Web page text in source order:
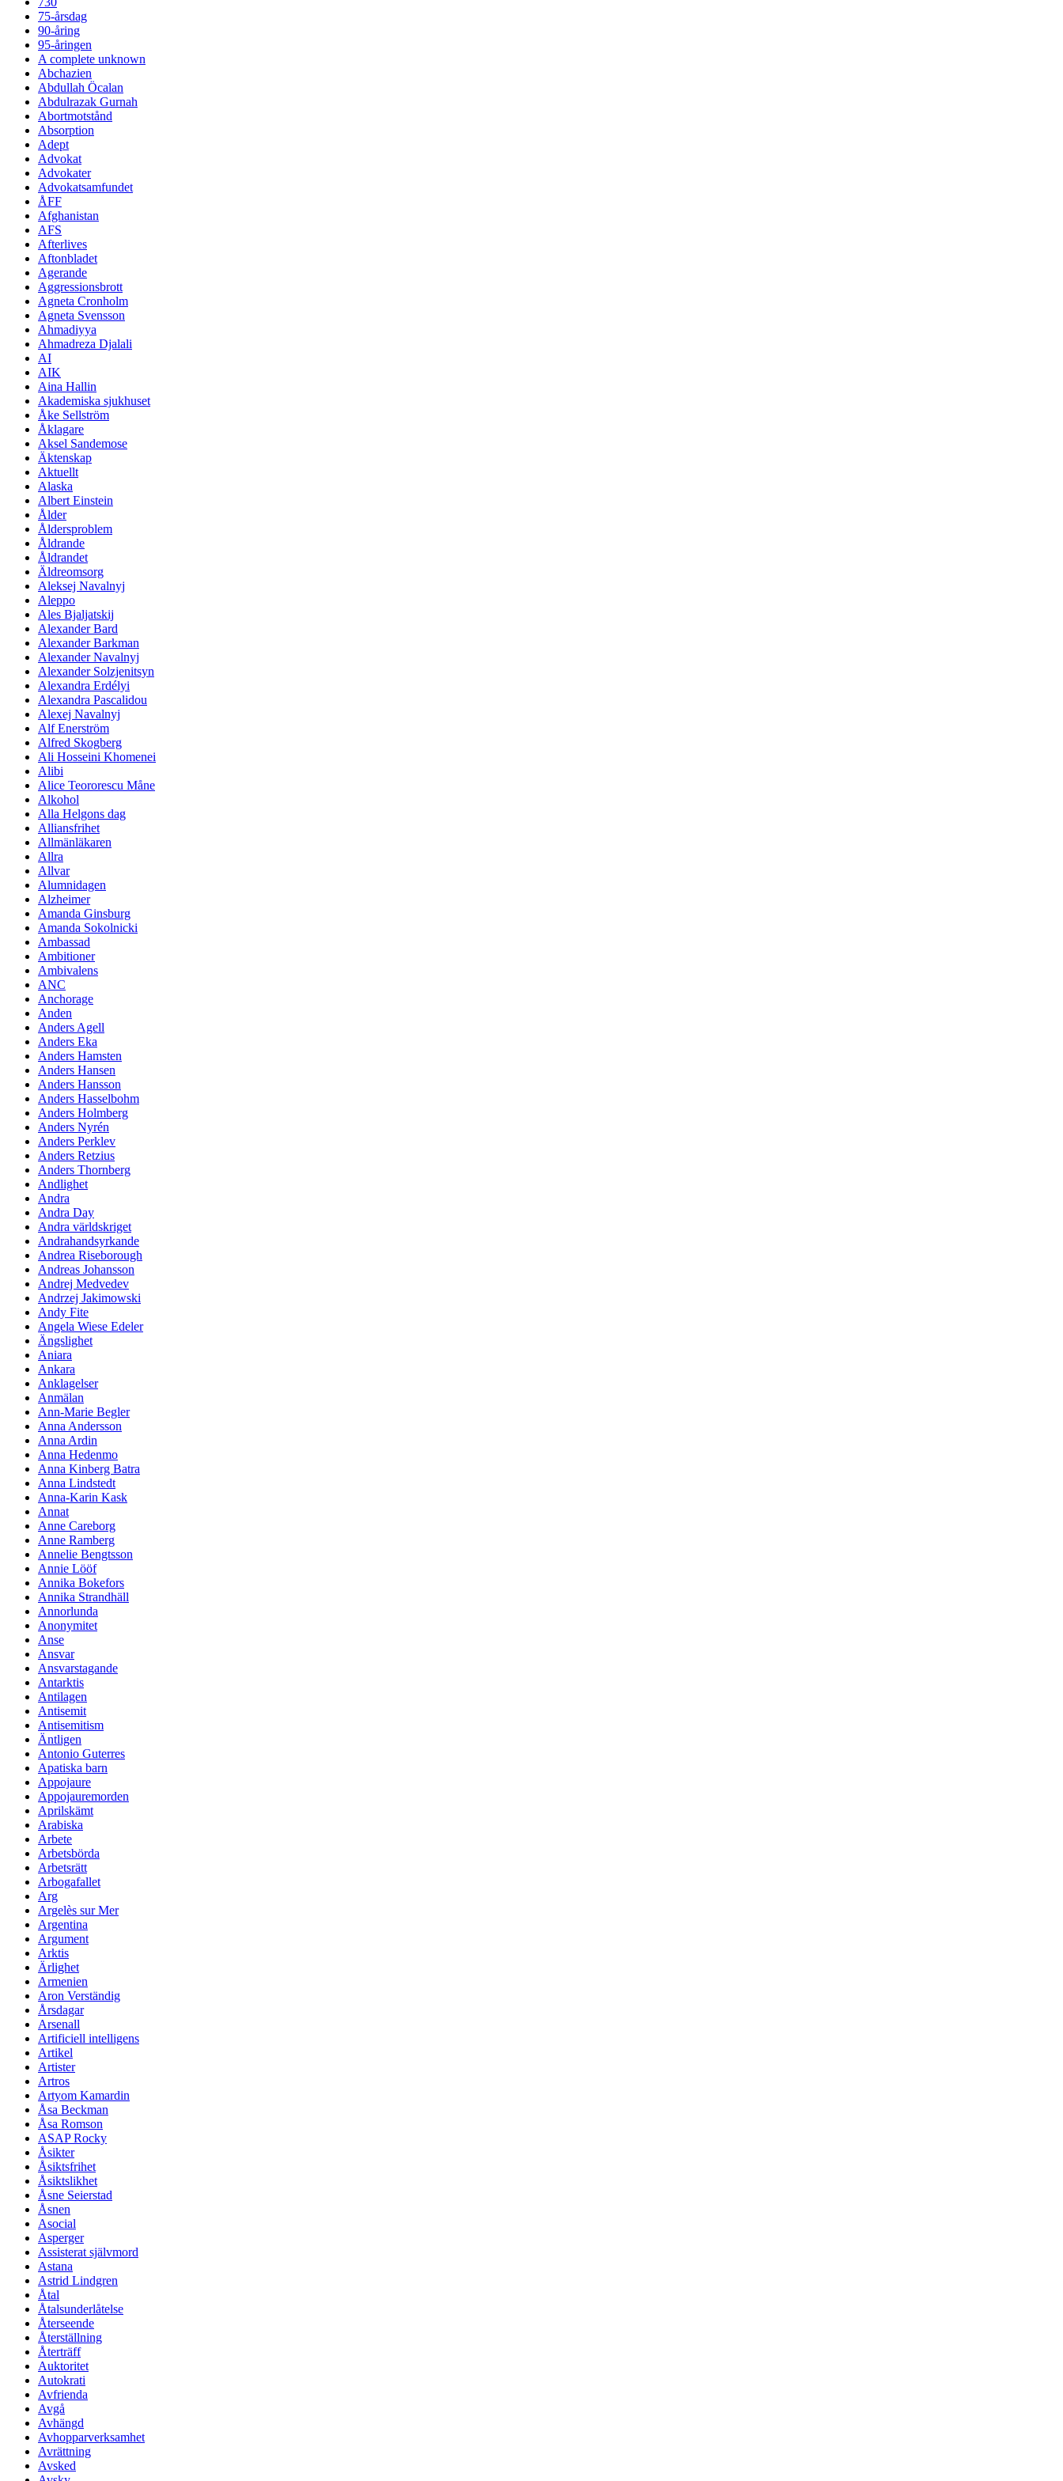
75-årsdag
90-åring
95-åringen
A complete unknown
Abchazien
Abdullah Öcalan
Abdulrazak Gurnah
Abortmotstånd
Absorption
Adept
Advokat
Advokater
Advokatsamfundet
ÅFF
Afghanistan
AFS
Afterlives
Aftonbladet
Agerande
Aggressionsbrott
Agneta Cronholm
Agneta Svensson
Ahmadiyya
Ahmadreza Djalali
AI
AIK
Aina Hallin
Akademiska sjukhuset
Åke Sellström
Åklagare
Aksel Sandemose
Äktenskap
Aktuellt
Alaska
Albert Einstein
Ålder
Åldersproblem
Åldrande
Åldrandet
Äldreomsorg
Aleksej Navalnyj
Aleppo
Ales Bjaljatskij
Alexander Bard
Alexander Barkman
Alexander Navalnyj
Alexander Solzjenitsyn
Alexandra Erdélyi
Alexandra Pascalidou
Alexej Navalnyj
Alf Enerström
Alfred Skogberg
Ali Hosseini Khomenei
Alibi
Alice Teororescu Måne
Alkohol
Alla Helgons dag
Alliansfrihet
Allmänläkaren
Allra
Allvar
Alumnidagen
Alzheimer
Amanda Ginsburg
Amanda Sokolnicki
Ambassad
Ambitioner
Ambivalens
ANC
Anchorage
Anden
Anders Agell
Anders Eka
Anders Hamsten
Anders Hansen
Anders Hansson
Anders Hasselbohm
Anders Holmberg
Anders Nyrén
Anders Perklev
Anders Retzius
Anders Thornberg
Andlighet
Andra
Andra Day
Andra världskriget
Andrahandsyrkande
Andrea Riseborough
Andreas Johansson
Andrej Medvedev
Andrzej Jakimowski
Andy Fite
Angela Wiese Edeler
Ängslighet
Aniara
Ankara
Anklagelser
Anmälan
Ann-Marie Begler
Anna Andersson
Anna Ardin
Anna Hedenmo
Anna Kinberg Batra
Anna Lindstedt
Anna-Karin Kask
Annat
Anne Careborg
Anne Ramberg
Annelie Bengtsson
Annie Lööf
Annika Bokefors
Annika Strandhäll
Annorlunda
Anonymitet
Anse
Ansvar
Ansvarstagande
Antarktis
Antilagen
Antisemit
Antisemitism
Äntligen
Antonio Guterres
Apatiska barn
Appojaure
Appojauremorden
Aprilskämt
Arabiska
Arbete
Arbetsbörda
Arbetsrätt
Arbogafallet
Arg
Argelès sur Mer
Argentina
Argument
Arktis
Ärlighet
Armenien
Aron Verständig
Årsdagar
Arsenall
Artificiell intelligens
Artikel
Artister
Artros
Artyom Kamardin
Åsa Beckman
Åsa Romson
ASAP Rocky
Åsikter
Åsiktsfrihet
Åsiktslikhet
Åsne Seierstad
Åsnen
Asocial
Asperger
Assisterat självmord
Astana
Astrid Lindgren
Åtal
Åtalsunderlåtelse
Återseende
Återställning
Återträff
Auktoritet
Autokrati
Avfrienda
Avgå
Avhängd
Avhopparverksamhet
Avrättning
Avsked